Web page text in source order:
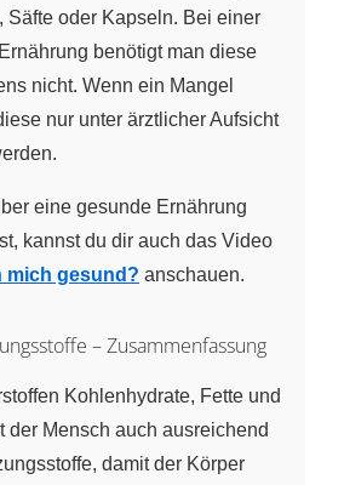
Säfte oder Kapseln. Bei einer
benötigt man diese
nicht. Wenn ein Mangel
nur unter ärztlicher Aufsicht
eine gesunde Ernährung
kannst du dir auch das Video
mich gesund? anschauen.
– Zusammenfassung
Kohlenhydrate, Fette und
der Mensch auch ausreichend
damit der Körper